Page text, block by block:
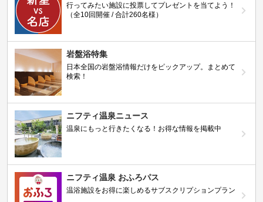
行ってみたい施設に投票してプレゼントを当てよう！
（全10回開催 / 合計260名様）
岩盤浴特集
日本全国の岩盤浴情報だけをピックアップ。まとめて
検索！
ニフティ温泉ニュース
温泉にもっと行きたくなる！お得な情報を掲載中
ニフティ温泉 おふろパス
温浴施設をお得に楽しめるサブスクリプションプラン